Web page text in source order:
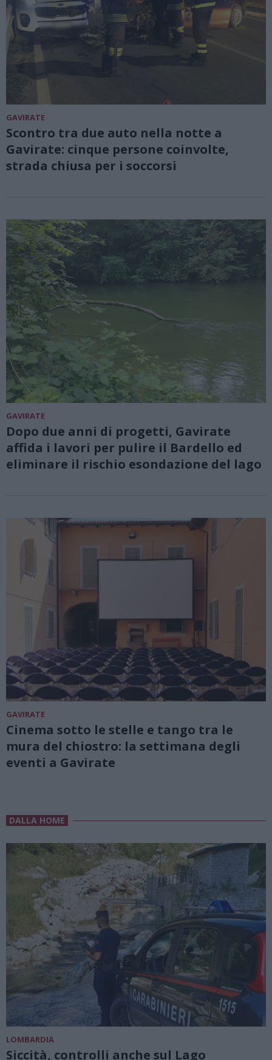
GAVIRATE
Scontro tra due auto nella notte a
Gavirate: cinque persone coinvolte,
strada chiusa per i soccorsi
GAVIRATE
Dopo due anni di progetti, Gavirate
affida i lavori per pulire il Bardello ed
eliminare il rischio esondazione del lago
GAVIRATE
Cinema sotto le stelle e tango tra le
mura del chiostro: la settimana degli
eventi a Gavirate
DALLA HOME
LOMBARDIA
Siccità, controlli anche sul Lago